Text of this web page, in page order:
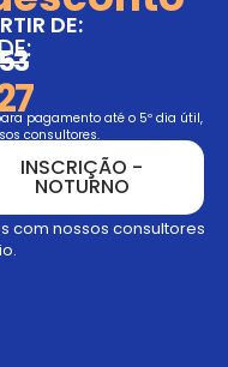
DE:
pagamento até o 5º dia útil,
consultores.
INSCRIÇÃO -
NOTURNO
com nossos consultores